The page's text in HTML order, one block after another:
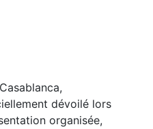
dévoilé lors
organisée,